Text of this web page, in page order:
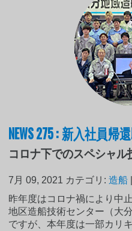
NEWS 275 : 新入社員帰
コロナ下でのスペシャル
7月 09, 2021 カテゴリ:造船
昨年度はコロナ禍により中
地区造船技術センター（大
ですが、本年度は一部カリ